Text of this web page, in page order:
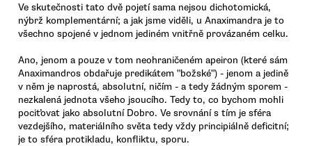
Ve skutečnosti tato dvě pojetí sama nejsou dichotomická,
nýbrž komplementární; a jak jsme viděli, u Anaximandra je to
všechno spojené v jednom jediném vnitřně provázaném celku.
Ano, jenom a pouze v tom neohraničeném apeiron (které sám
Anaximandros obdařuje predikátem "božské") - jenom a jedině
v něm je naprostá, absolutní, ničím - a tedy žádným sporem -
nezkalená jednota všeho jsoucího. Tedy to, co bychom mohli
pociťovat jako absolutní Dobro. Ve srovnání s tím je sféra
vezdejšího, materiálního světa tedy vždy principiálně deficitní;
je to sféra protikladu, konfliktu, sporu.